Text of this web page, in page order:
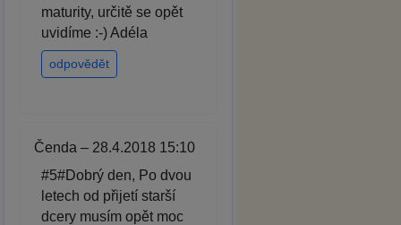
maturity, určitě se opět
uvidíme :-) Adéla
odpovědět
Čenda – 28.4.2018 15:10
#5#Dobrý den, Po dvou
letech od přijetí starší
dcery musím opět moc